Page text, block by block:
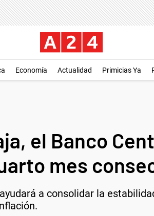
Economía Actualidad Primicias Ya
el Banco
mes
a consolidar la